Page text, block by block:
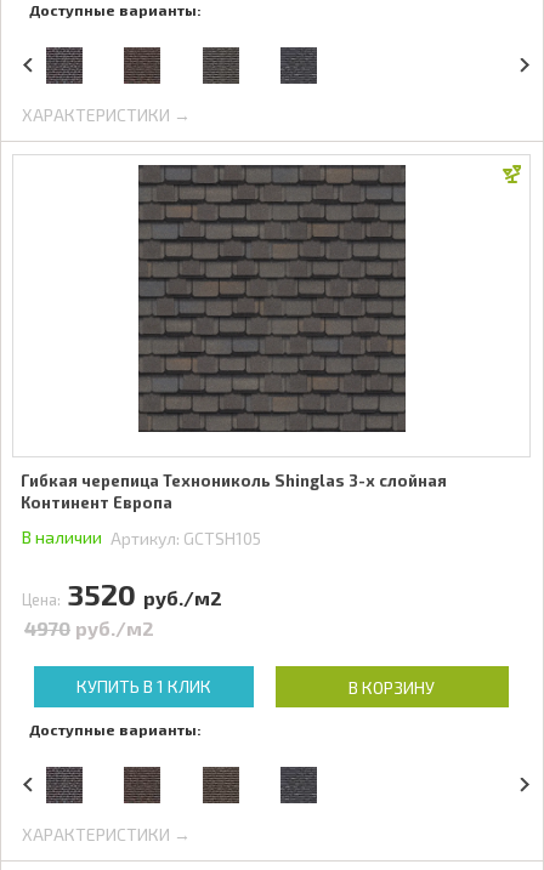
Доступные варианты:
ХАРАКТЕРИСТИКИ →
Гибкая черепица Технониколь Shinglas 3-х слойная
Континент Европа
В наличии Артикул: GCTSH105
Цена: 3520 руб./м2
4970 руб./м2
КУПИТЬ В 1 КЛИК В КОРЗИНУ
Доступные варианты:
ХАРАКТЕРИСТИКИ →